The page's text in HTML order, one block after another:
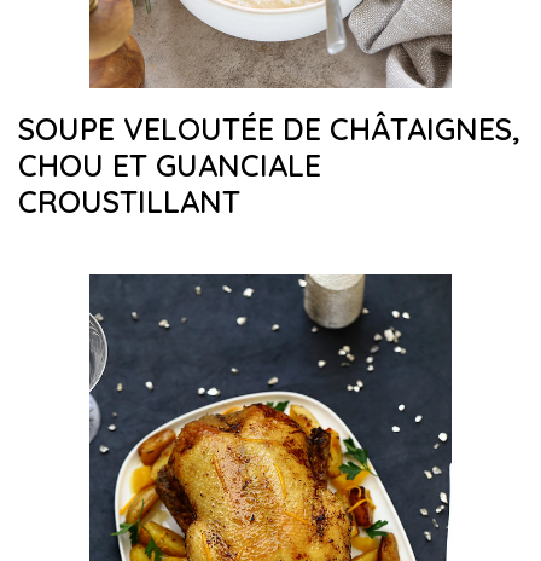
SOUPE VELOUTÉE DE CHÂTAIGNES,
CHOU ET GUANCIALE
CROUSTILLANT